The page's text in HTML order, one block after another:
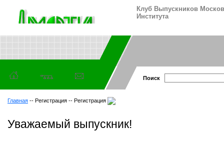
Клуб Выпускников
Института
Поиск
Главная -- Регистрация -- Регистрация
Уважаемый выпускник!